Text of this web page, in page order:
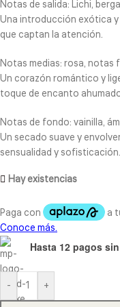
Notas de salida: Lichi,
Una introducción exótica
que captan la atención.
Notas medias: rosa, notas
Un corazón romántico y
toque de encanto
Notas de fondo: vainilla,
Un secado suave y
sensualidad y sofisticación.
Hay existencias
Hasta 12 pagos
- +